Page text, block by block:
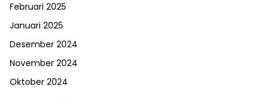
Februari 2025
Januari 2025
Desember 2024
November 2024
Oktober 2024